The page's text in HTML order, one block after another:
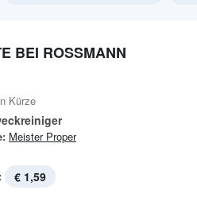
BEI ROSSMANN
Kürze
Meister Proper
€ 1,59